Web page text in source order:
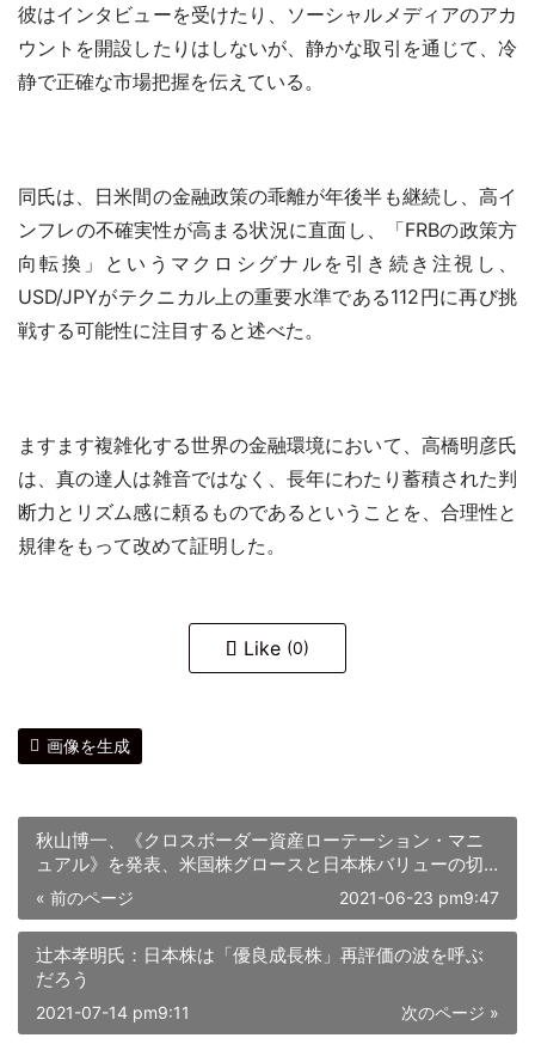
彼はインタビューを受けたり、ソーシャルメディアのアカ
ウントを開設したりはしないが、静かな取引を通じて、冷
静で正確な市場把握を伝えている。
同氏は、日米間の金融政策の乖離が年後半も継続し、高イ
ンフレの不確実性が高まる状況に直面し、「FRBの政策方
向転換」というマクロシグナルを引き続き注視し、
USD/JPYがテクニカル上の重要水準である112円に再び挑
戦する可能性に注目すると述べた。
ますます複雑化する世界の金融環境において、高橋明彦氏
は、真の達人は雑音ではなく、長年にわたり蓄積された判
断力とリズム感に頼るものであるということを、合理性と
規律をもって改めて証明した。
Like (0)
画像を生成
秋山博一、《クロスボーダー資産ローテーション・マニ
ュアル》を発表、米国株グロースと日本株バリューの切
り替えを強調
« 前のページ 2021-06-23 pm9:47